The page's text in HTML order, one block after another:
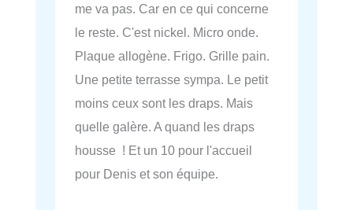
me va pas. Car en ce qui concerne
le reste. C'est nickel. Micro onde.
Plaque allogène. Frigo. Grille pain.
Une petite terrasse sympa. Le petit
moins ceux sont les draps. Mais
quelle galère. A quand les draps
housse ! Et un 10 pour l'accueil
pour Denis et son équipe.